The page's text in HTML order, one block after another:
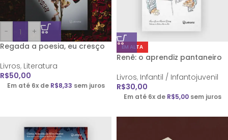
-
+
Regada a poesia, eu cresço
Livros, Literatura
R$50,00
Em até 6x de R$8,33 sem juros
EM ALTA
Renê: o aprendiz pantaneiro
Livros, Infantil / Infantojuvenil
R$30,00
Em até 6x de R$5,00 sem juros